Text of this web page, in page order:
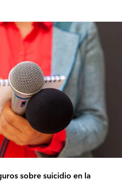
sobre suicidio en la